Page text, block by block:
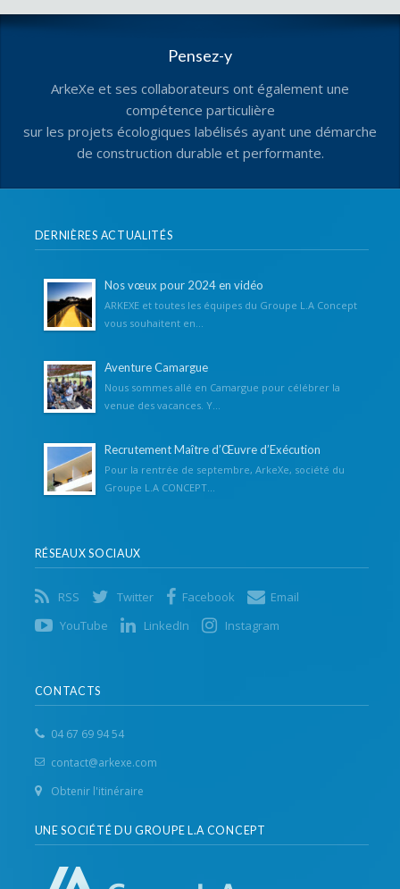
Pensez-y
ArkeXe et ses collaborateurs ont également une
compétence particulière
sur les projets écologiques labélisés ayant une démarche
de construction durable et performante.
DERNIÈRES ACTUALITÉS
Nos vœux pour 2024 en vidéo
ARKEXE et toutes les équipes du Groupe L.A Concept
vous souhaitent en...
Aventure Camargue
Nous sommes allé en Camargue pour célébrer la
venue des vacances. Y...
Recrutement Maître d’Œuvre d’Exécution
Pour la rentrée de septembre, ArkeXe, société du
Groupe L.A CONCEPT...
RÉSEAUX SOCIAUX
RSS Twitter Facebook
Email
YouTube
LinkedIn Instagram
CONTACTS
04 67 69 94 54
contact@arkexe.com
Obtenir l'itinéraire
UNE SOCIÉTÉ DU GROUPE L.A CONCEPT